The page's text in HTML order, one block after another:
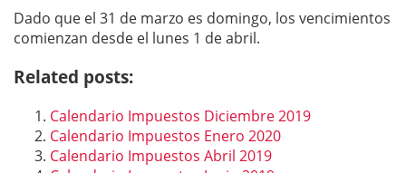
Dado que el 31 de marzo es domingo, los vencimientos
comienzan desde el lunes 1 de abril.
Related posts:
Calendario Impuestos Diciembre 2019
Calendario Impuestos Enero 2020
Calendario Impuestos Abril 2019